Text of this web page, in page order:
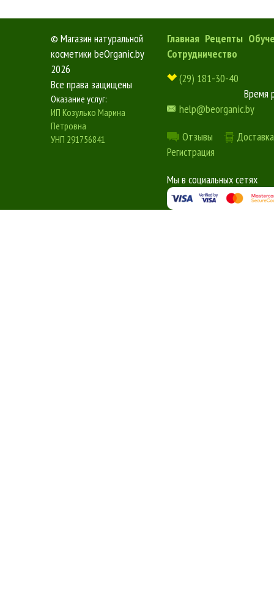
© Магазин натуральной
косметики beOrganic.by
2026
Все права защищены
Оказание услуг:
ИП Козулько Марина
Петровна
УНП 291756841
Главная Рецепты
Сотрудничество
(29) 181-30-40
Время
help@beorganic.by
Отзывы
Регистрация
Мы в социальных сетях